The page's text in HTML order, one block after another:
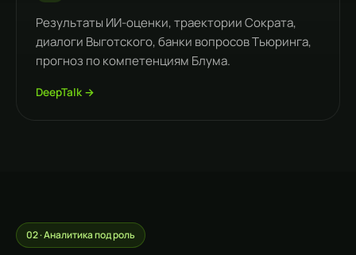
Результаты ИИ-оценки, траекторииСократа,
диалоги Выготского, банки вопросов Тьюринга,
прогноз по компетенциям Блума.
DeepTalk →
02 · Аналитика под роль